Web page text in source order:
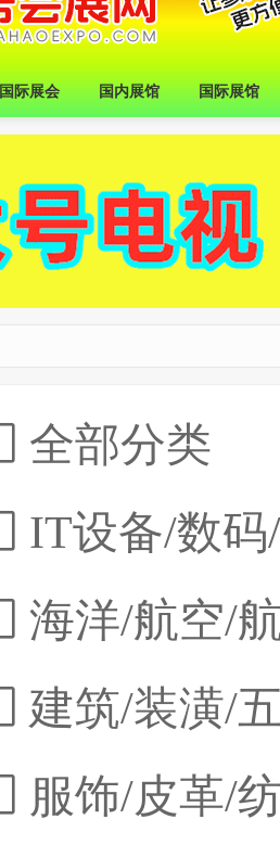
国际展会 国内展馆 国际展馆
全部分类
IT设备/数码
海洋/航空/
建筑/装潢/
服饰/皮革/